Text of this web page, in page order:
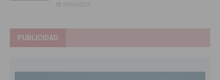
09/06/2026
PUBLICIDAD